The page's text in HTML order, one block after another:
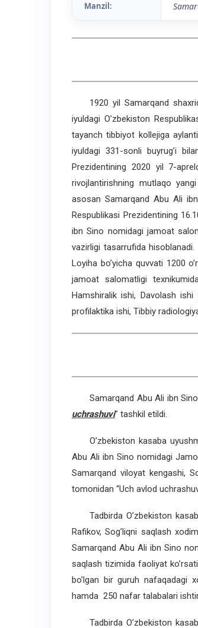
Manzil:
1920 yil Samarqand
iyuldagi O’zbekiston
tayanch tibbiyot kollejiga
iyuldagi 331-sonli buyrug’i
Prezidentining 2020 yil 7-
rivojlantirishning mutlaqo
asosan Samarqand Abu Ali
Respublikasi Prezidentining
ibn Sino nomidagi jamoat
vazirligi tasarrufida
Loyiha bo’yicha quvvati 1200
jamoat salomatligi
Hamshiralik ishi, Davolash ishi
profilaktika ishi, Tibbiy
Samarqand Abu Ali ibn Sino
uchrashuvi” tashkil etildi.
O’zbekiston kasaba
Abu Ali ibn Sino nomidagi
Samarqand viloyat kengashi,
tomonidan “Uch avlod
Tadbirda O’zbekiston
Rafikov, Sog’liqni saqlash
Samarqand Abu Ali ibn Sino
saqlash tizimida faoliyat
bo’lgan bir guruh nafaqadagi
hamda 250 nafar talabalari
Tadbirda O’zbekiston